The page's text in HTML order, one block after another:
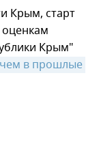
Крым, старт
оценкам
Крым"
в прошлые